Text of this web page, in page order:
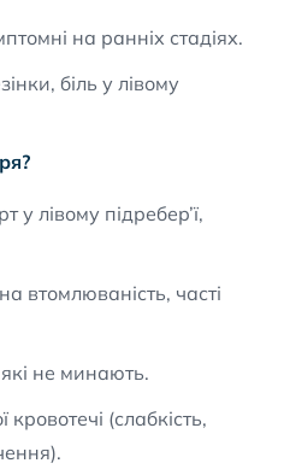
на ранніх стадіях.
біль у лівому
у лівому підребер’ї,
втомлюваність, часті
не минають.
(слабкість,